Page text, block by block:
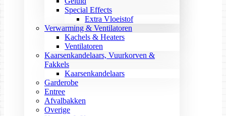
Special Effects
Extra Vloeistof
Verwarming & Ventilatoren
Kachels & Heaters
Ventilatoren
Kaarsenkandelaars, Vuurkorven &
Fakkels
Kaarsenkandelaars
Garderobe
Entree
Afvalbakken
Overige